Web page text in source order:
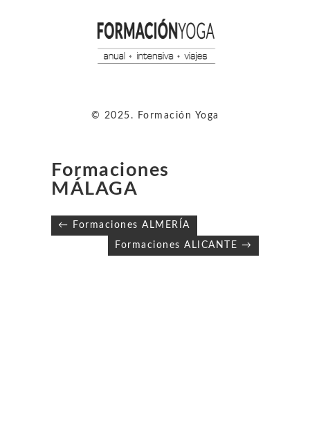
© 2025. Formación Yoga
Formaciones
MÁLAGA
Navegación
de
← Formaciones ALMERÍA
Formaciones ALICANTE →